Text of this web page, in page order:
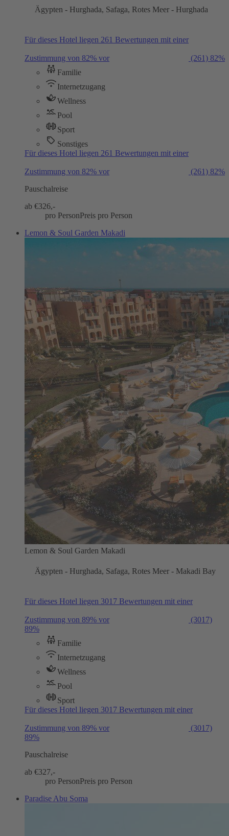
Ägypten - Hurghada, Safaga, Rotes Meer - Hurghada
Für dieses Hotel liegen 261 Bewertungen mit einer
Zustimmung von 82% vor (261) 82%
Familie
Internetzugang
Wellness
Pool
Sport
Sonstiges
Für dieses Hotel liegen 261 Bewertungen mit einer
Zustimmung von 82% vor (261) 82%
Pauschalreise
ab €326,-
pro PersonPreis pro Person
Lemon & Soul Garden Makadi
Lemon & Soul Garden Makadi
Ägypten - Hurghada, Safaga, Rotes Meer - Makadi Bay
Für dieses Hotel liegen 3017 Bewertungen mit einer
Zustimmung von 89% vor
(3017)
89%
Familie
Internetzugang
Wellness
Pool
Sport
Für dieses Hotel liegen 3017 Bewertungen mit einer
Zustimmung von 89% vor
(3017)
89%
Pauschalreise
ab €327,-
pro PersonPreis pro Person
Paradise Abu Soma